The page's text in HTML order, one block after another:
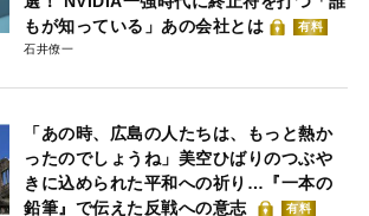
もが知っている」あの会社とは
有料
石井僚一
「あの時、広島の人たちは、もっと熱か
ったのでしょうね」美空ひばりのつぶや
きに込められた平和への祈り…『一本の
鉛筆』で伝えた反戦への意志
有料